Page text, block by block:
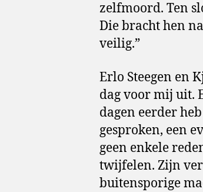
zelfmoord. Ten
Die bracht hen
veilig.”
Erlo Steegen en
dag voor mij uit.
dagen eerder
gesproken, een
geen enkele
twijfelen. Zijn
buitensporige